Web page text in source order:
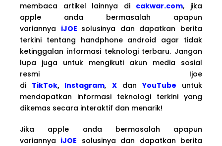
membaca artikel lainnya di cakwar.com, jika
apple anda bermasalah apapun
variannya iJOE solusinya dan dapatkan berita
terkini tentang handphone android agar tidak
ketinggalan informasi teknologi terbaru. Jangan
lupa juga untuk mengikuti akun media sosial
resmi Ijoe
di TikTok, Instagram, XdanYouTube untuk
mendapatkan informasi teknologi terkini yang
dikemas secara interaktif dan menarik!
Jika apple anda bermasalah apapun
variannya iJOE solusinya dan dapatkan berita